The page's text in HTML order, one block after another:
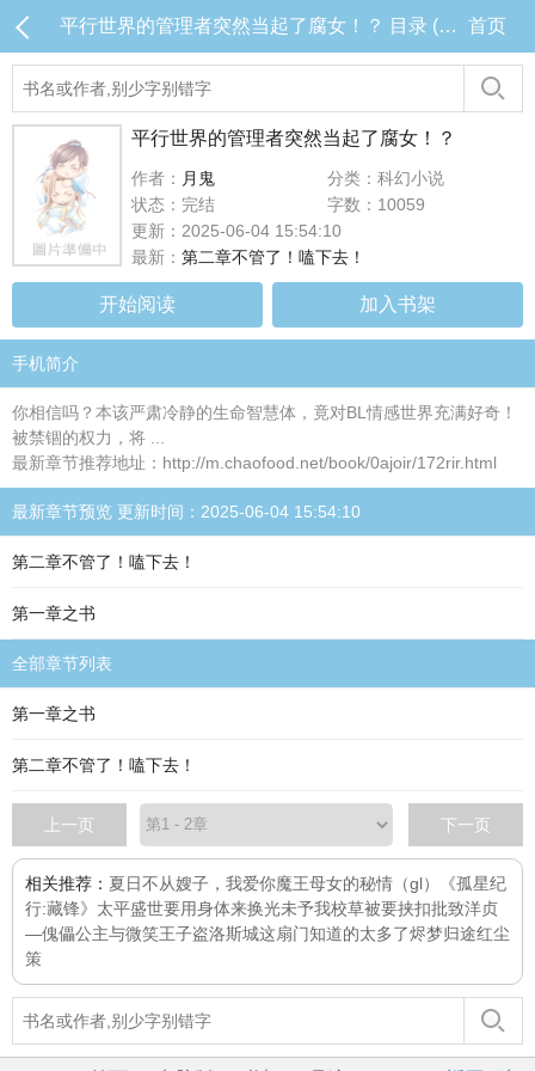
平行世界的管理者突然当起了腐女！？ 目录 (共2章) 首页
平行世界的管理者突然当起了腐女！？
作者： 月鬼
分类：科幻小说
状态：完结
字数：10059
更新：2025-06-04 15:54:10
最新： 第二章不管了！嗑下去！
开始阅读 加入书架
手机简介
你相信吗？本该严肃冷静的生命智慧体，竟对BL情感世界充满好奇！
被禁锢的权力，将 ...
最新章节推荐地址：http://m.chaofood.net/book/0ajoir/172rir.html
最新章节预览 更新时间：2025-06-04 15:54:10
第二章不管了！嗑下去！
第一章之书
全部章节列表
第一章之书
第二章不管了！嗑下去！
上一页 下一页
相关推荐： 夏日不从嫂子，我爱你魔王母女的秘情（gl）
《孤星纪
行:藏锋》 太平盛世要用身体来换光未予我校草被要挟扣批致洋贞
—傀儡公主与微笑王子盗洛斯城这扇门知道的太多了烬梦归途红尘
策